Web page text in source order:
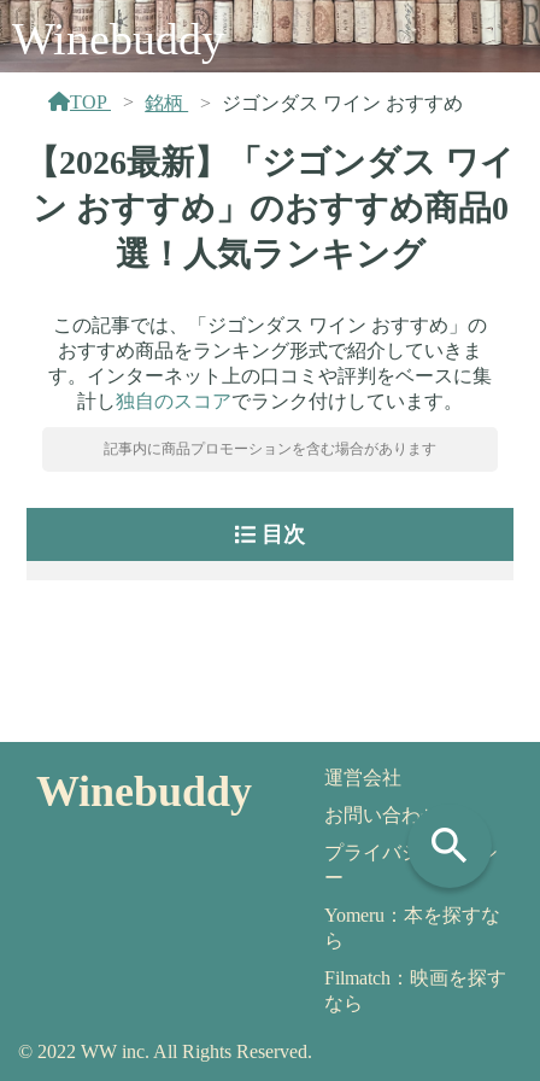
Winebuddy
TOP 銘柄 ジゴンダス ワイン おすすめ
【2026最新】「ジゴンダス ワイ
ン おすすめ」のおすすめ商品0
選！人気ランキング
この記事では、「ジゴンダス ワイン おすすめ」の
おすすめ商品をランキング形式で紹介していきま
す。インターネット上の口コミや評判をベースに集
計し独自のスコアでランク付けしています。
記事内に商品プロモーションを含む場合があります
目次
search
Winebuddy
運営会社
お問い合わせ
プライバシーポリシ
ー
Yomeru：本を探すな
ら
Filmatch：映画を探す
なら
© 2022 WW inc. All Rights Reserved.